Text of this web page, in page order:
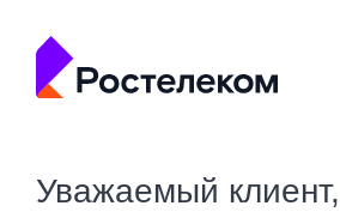
Уважаемый клиент,